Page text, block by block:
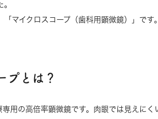
マイクロスコープ（歯科用顕微鏡）」です。
プとは？
専用の高倍率顕微鏡です。肉眼では見えに